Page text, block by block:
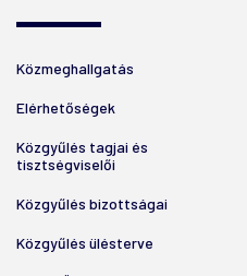
Közmeghallgatás
Elérhetőségek
Közgyűlés tagjai és
tisztségviselői
Közgyűlés bizottságai
Közgyűlés ülésterve